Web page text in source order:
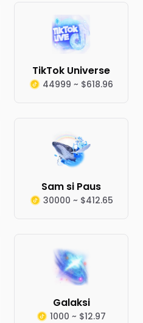
TikTok Universe
44999 ~ $618.96
Sam si Paus
30000 ~ $412.65
Galaksi
1000 ~ $12.97